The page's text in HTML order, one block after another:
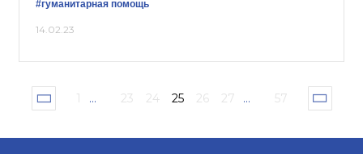
#гуманитарная помощь
14.02.23
1 ... 23 24 25 26 27 ... 57